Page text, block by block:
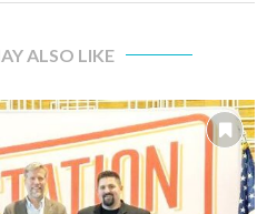
ALSO LIKE